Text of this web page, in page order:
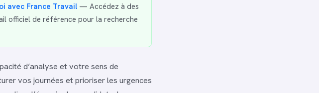
avec France Travail — Accédez à des
officiel de référence pour la recherche
d’analyse et votre sens de
vos journées et prioriser les urgences